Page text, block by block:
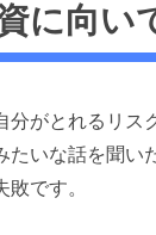
に向い
分がとれるリス
たいな話を聞い
です。